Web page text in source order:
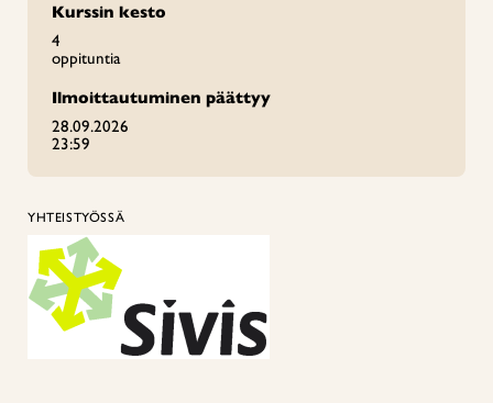
Kurssin kesto
4
oppituntia
Ilmoittautuminen päättyy
28.09.2026
23:59
YHTEISTYÖSSÄ